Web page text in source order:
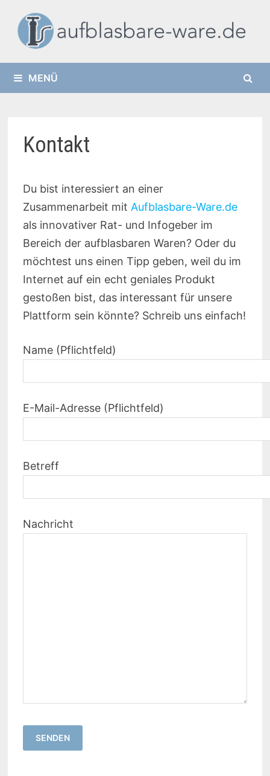
zum
Inhalt
MENÜ
Kontakt
Du bist interessiert an einer
Zusammenarbeit mit Aufblasbare-Ware.de
als innovativer Rat- und Infogeber im
Bereich der aufblasbaren Waren? Oder du
möchtest uns einen Tipp geben, weil du im
Internet auf ein echt geniales Produkt
gestoßen bist, das interessant für unsere
Plattform sein könnte? Schreib uns einfach!
Name (Pflichtfeld)
E-Mail-Adresse (Pflichtfeld)
Betreff
Nachricht